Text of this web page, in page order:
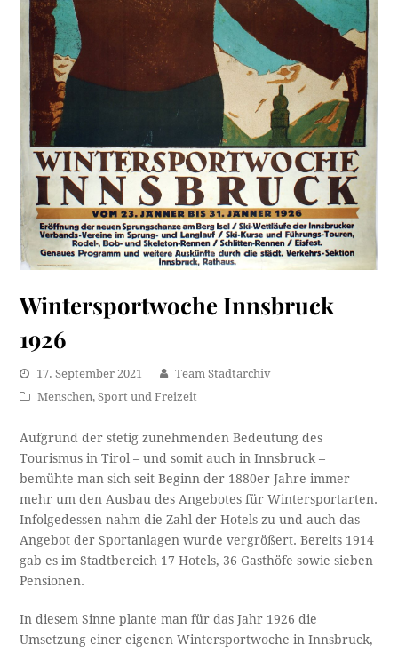
Wintersportwoche Innsbruck
1926
17. September 2021
Team Stadtarchiv
Menschen,Sport und Freizeit
Aufgrund der stetig zunehmenden Bedeutung des
Tourismus in Tirol – und somit auch in Innsbruck –
bemühte man sich seit Beginn der 1880er Jahre immer
mehr um den Ausbau des Angebotes für Wintersportarten.
Infolgedessen nahm die Zahl der Hotels zu und auch das
Angebot der Sportanlagen wurde vergrößert. Bereits 1914
gab es im Stadtbereich 17 Hotels, 36 Gasthöfe sowie sieben
Pensionen.
In diesem Sinne plante man für das Jahr 1926 die
Umsetzung einer eigenen Wintersportwoche in Innsbruck,